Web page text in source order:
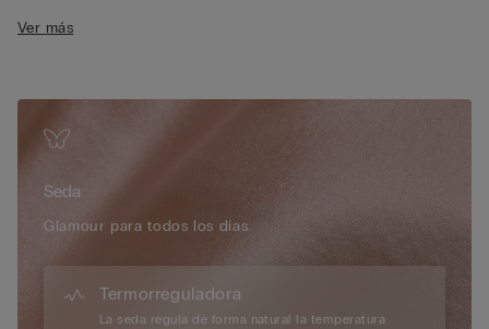
delicado en el escote de pico y la orilla inferior le dan un
en todo momento. Una fibra que acompaña sin peso ni rigidez,
para sentirse bien de día y de noche. Un camisón de seda con
encaje de calidad italiana, pensado para quien aprecia cada
Ver más
Seda
Glamour para todos los días.
Termorreguladora
La seda regula de forma natural la temperatura